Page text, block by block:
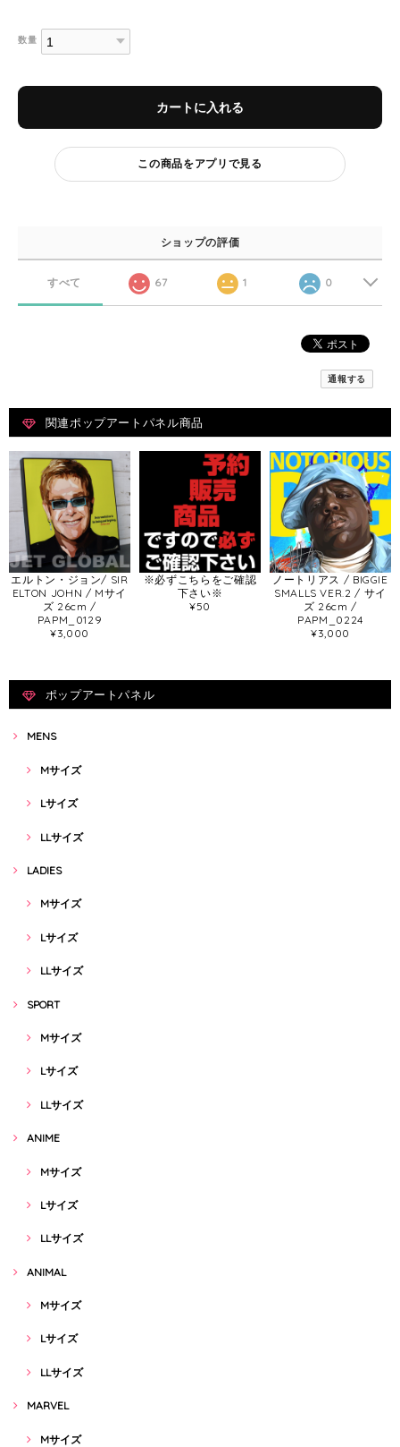
数量
カートに入れる
この商品をアプリで見る
ショップの評価
すべて 67 1 0
通報する
関連ポップアートパネル商品
エルトン・ジョン/ SIR
ELTON JOHN / Mサイ
ズ 26cm /
PAPM_0129
¥3,000
※必ずこちらをご確認
下さい※
¥50
ノートリアス / BIGGIE
SMALLS VER.2 / サイ
ズ 26cm /
PAPM_0224
¥3,000
ポップアートパネル
MENS
Mサイズ
Lサイズ
LLサイズ
LADIES
Mサイズ
Lサイズ
LLサイズ
SPORT
Mサイズ
Lサイズ
LLサイズ
ANIME
Mサイズ
Lサイズ
LLサイズ
ANIMAL
Mサイズ
Lサイズ
LLサイズ
MARVEL
Mサイズ